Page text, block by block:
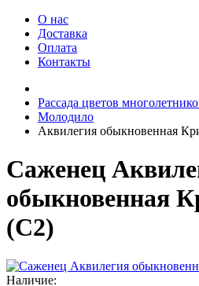
О нас
Доставка
Оплата
Контакты
Рассада цветов
Молодило
Аквилегия обыкновенная
Саженец
обыкновенная
(С2)
Наличие: